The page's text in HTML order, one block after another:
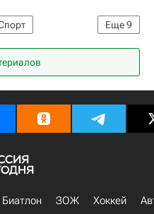
Еще9
Чемпионат мира 2018 (отборочный турнир, Европа)
Англия
Дефо
Биатлон ЗОЖ Хоккей